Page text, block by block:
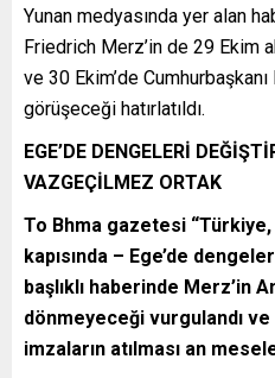
Yunan medyasında yer alan
Friedrich Merz’in de 29 Ekim
ve 30 Ekim’de
görüşeceği hatırlatıldı.
EGE’DE DENGELERİ
VAZGEÇİLMEZ ORTAK
To Bhma gazetesi
kapısında – Ege’de
başlıklı haberinde Merz’in
dönmeyeceği vurgulandı
imzaların atılması an